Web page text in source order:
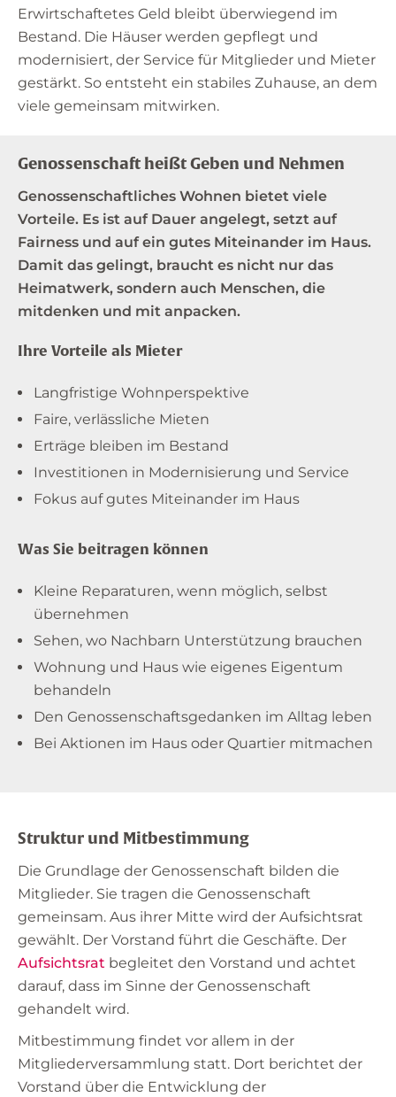
Erwirtschaftetes Geld bleibt überwiegend im
Bestand. Die Häuser werden gepflegt und
modernisiert, der Service für Mitglieder und Mieter
gestärkt. So entsteht ein stabiles Zuhause, an dem
viele gemeinsam mitwirken.
Genossenschaft heißt Geben und Nehmen
Genossenschaftliches Wohnen bietet viele
Vorteile. Es ist auf Dauer angelegt, setzt auf
Fairness und auf ein gutes Miteinander im Haus.
Damit das gelingt, braucht es nicht nur das
Heimatwerk, sondern auch Menschen, die
mitdenken und mit anpacken.
Ihre Vorteile als Mieter
Langfristige Wohnperspektive
Faire, verlässliche Mieten
Erträge bleiben im Bestand
Investitionen in Modernisierung und Service
Fokus auf gutes Miteinander im Haus
Was Sie beitragen können
Kleine Reparaturen, wenn möglich, selbst
übernehmen
Sehen, wo Nachbarn Unterstützung brauchen
Wohnung und Haus wie eigenes Eigentum
behandeln
Den Genossenschaftsgedanken im Alltag leben
Bei Aktionen im Haus oder Quartier mitmachen
Struktur und Mitbestimmung
Die Grundlage der Genossenschaft bilden die
Mitglieder. Sie tragen die Genossenschaft
gemeinsam. Aus ihrer Mitte wird der Aufsichtsrat
gewählt. Der Vorstand führt die Geschäfte. Der
Aufsichtsrat begleitet den Vorstand und achtet
darauf, dass im Sinne der Genossenschaft
gehandelt wird.
Mitbestimmung findet vor allem in der
Mitgliederversammlung statt. Dort berichtet der
Vorstand über die Entwicklung der